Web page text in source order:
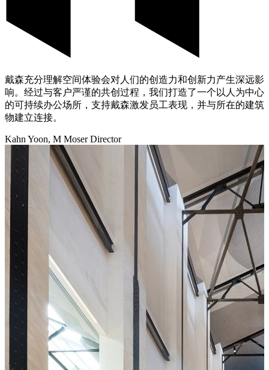
戴森充分理解空间体验会对人们的创造力和创新力产生深远影
响。经过与客户严谨的共创过程，我们打造了一个以人为中心
的可持续办公场所，支持戴森激发员工表现，并与所在的建筑
物建立连接。
Kahn Yoon, M Moser Director